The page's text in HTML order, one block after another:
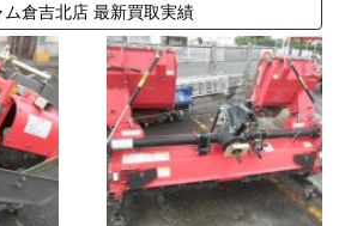
ム倉吉北店 最新買取実績